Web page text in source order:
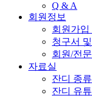
Q & A
회원정보
회원가입
청구서
회원/전
자료실
잔디 종류
잔디 유